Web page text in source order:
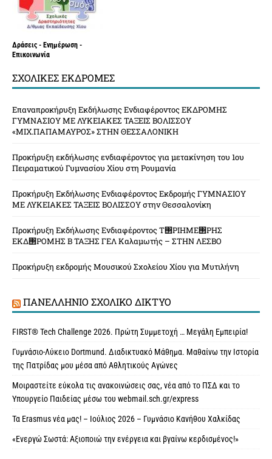
Δράσεις - Ενημέρωση -
Επικοινωνία
ΣΧΟΛΙΚΈΣ ΕΚΔΡΟΜΈΣ
Επαναπροκήρυξη Εκδήλωσης Ενδιαφέροντος ΕΚΔΡΟΜΗΣ
ΓΥΜΝΑΣΙΟΥ ΜΕ ΛΥΚΕΙΑΚΕΣ ΤΑΞΕΙΣ ΒΟΛΙΣΣΟΥ
«ΜΙΧ.ΠΑΠΑΜΑΥΡΟΣ» ΣΤΗΝ ΘΕΣΣΑΛΟΝΙΚΗ
Προκήρυξη εκδήλωσης ενδιαφέροντος για μετακίνηση του 1ου
Πειραματικού Γυμνασίου Χίου στη Ρουμανία
Προκήρυξη Εκδήλωσης Ενδιαφέροντος Εκδρομής ΓΥΜΝΑΣΙΟΥ
ΜΕ ΛΥΚΕΙΑΚΕΣ ΤΑΞΕΙΣ ΒΟΛΙΣΣΟΥ στην Θεσσαλονίκη
Προκήρυξη Εκδήλωσης Ενδιαφέροντος Τ΢ΡΙΗΜΕ΢ΡΗΣ
ΕΚΔ΢ΡΟΜΗΣ Β ΤΑΞΗΣ ΓΕΛ Καλαμωτής – ΣΤΗΝ ΛΕΣΒΟ
Προκήρυξη εκδρομής Μουσικού Σχολείου Χίου για Μυτιλήνη
ΠΑΝΕΛΛΉΝΙΟ ΣΧΟΛΙΚΌ ΔΊΚΤΥΟ
FIRST® Tech Challenge 2026. Πρώτη Συμμετοχή … Μεγάλη Εμπειρία!
Γυμνάσιο-Λύκειο Dortmund. Διαδικτυακό Μάθημα. Μαθαίνω την Ιστορία
της Πατρίδας μου μέσα από Αθλητικούς Αγώνες
Μοιραστείτε εύκολα τις ανακοινώσεις σας, νέα από το ΠΣΔ και το
Υπουργείο Παιδείας μέσω του webmail.sch.gr/express
Τα Erasmus νέα μας! – Ιούλιος 2026 – Γυμνάσιο Κανήθου Χαλκίδας
«Ενεργώ Σωστά: Αξιοποιώ την ενέργεια και βγαίνω κερδισμένος!»